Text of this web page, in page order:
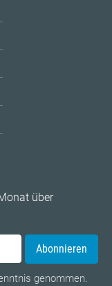
über
Abonnieren
genommen.